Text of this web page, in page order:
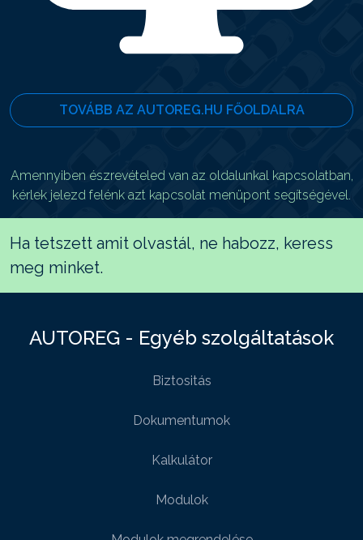
TOVÁBB AZ AUTOREG.HU FŐOLDALRA
Amennyiben észrevételed van az oldalunkal kapcsolatban,
kérlek jelezd felénk azt kapcsolat menüpont segítségével.
Ha tetszett amit olvastál, ne habozz, keress
meg minket.
AUTOREG - Egyéb szolgáltatások
Biztositás
Dokumentumok
Kalkulátor
Modulok